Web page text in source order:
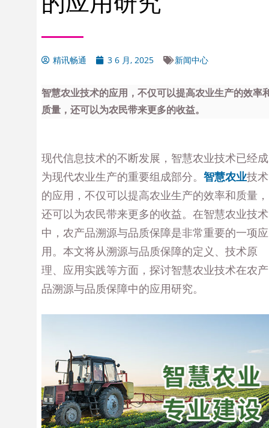
精讯畅通 3 6 月, 2025 新闻中心
智慧农业技术的应用，不仅可以提高农业生产的效率
质量，还可以为农民带来更多的收益。
现代信息技术的不断发展，智慧农业技术已经成
为现代农业生产的重要组成部分。 智慧农业技术
的应用，不仅可以提高农业生产的效率和质量，
还可以为农民带来更多的收益。在智慧农业技术
中，农产品溯源与品质保障是非常重要的一项应
用。本文将从溯源与品质保障的定义、技术原
理、应用实践等方面，探讨智慧农业技术在农产
品溯源与品质保障中的应用研究。